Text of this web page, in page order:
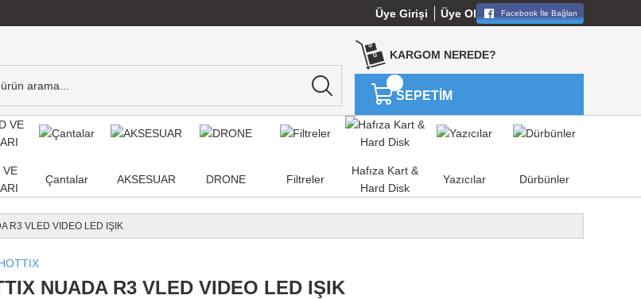
Üye Girişi Üye Ol Facebook İle Bağlan
KARGOM NEREDE?
SEPETİM
VE
Çantalar AKSESUAR DRONE Filtreler
Hafıza Kart &
Hard Disk
Yazıcılar Dürbünler
R3 VLED VIDEO LED IŞIK
NUADA R3 VLED VIDEO LED IŞIK